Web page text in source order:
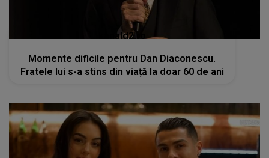
kanald2.ro
Momente dificile pentru Dan Diaconescu.
Fratele lui s-a stins din viață la doar 60 de ani